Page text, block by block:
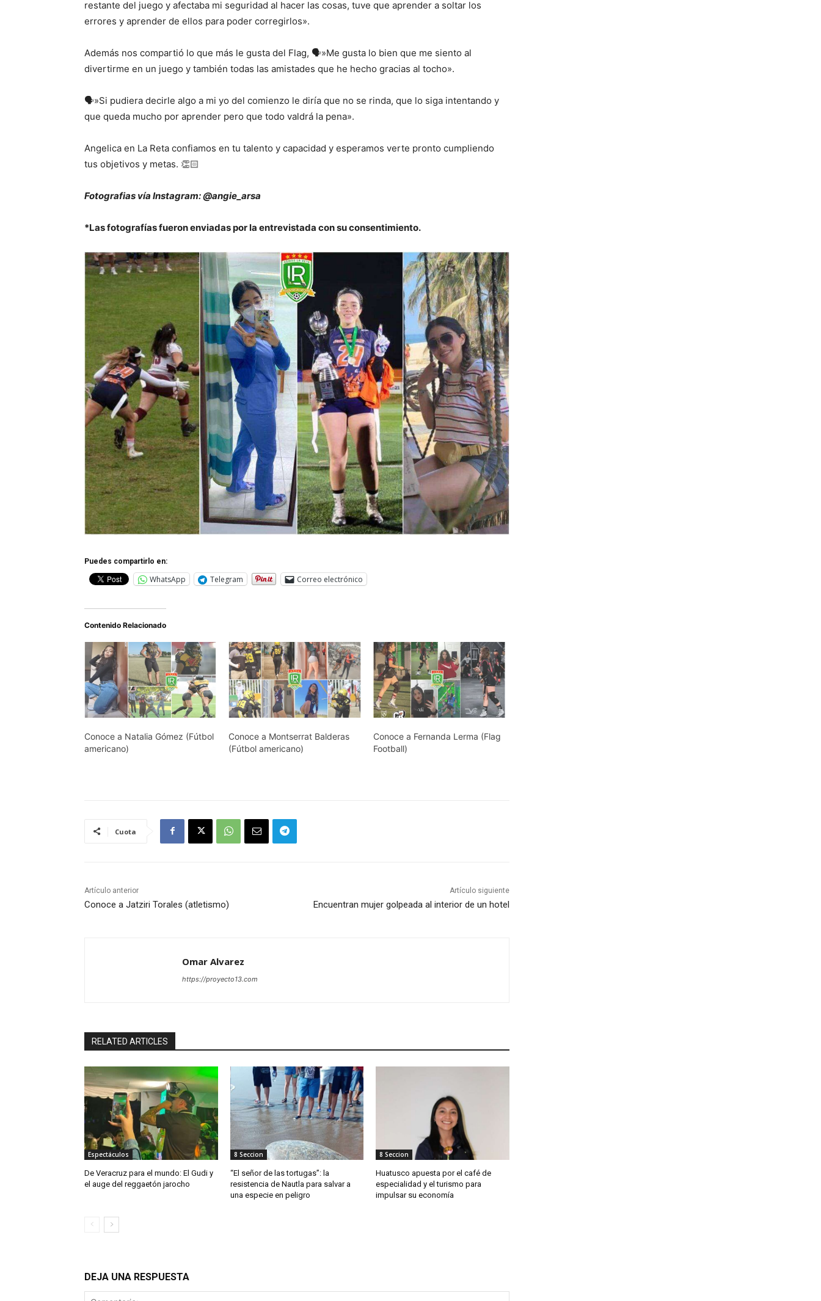
restante del juego y afectaba mi seguridad al hacer las cosas, tuve que aprender a soltar los
errores y aprender de ellos para poder corregirlos».
Además nos compartió lo que más le gusta del Flag, 🗣️»Me gusta lo bien que me siento al
divertirme en un juego y también todas las amistades que he hecho gracias al tocho».
🗣️»Si pudiera decirle algo a mi yo del comienzo le diría que no se rinda, que lo siga intentando y
que queda mucho por aprender pero que todo valdrá la pena».
Angelica en La Reta confiamos en tu talento y capacidad y esperamos verte pronto cumpliendo
tus objetivos y metas. 👏🏻
Fotografias vía Instagram: @angie_arsa
*Las fotografías fueron enviadas por la entrevistada con su consentimiento.
Puedes compartirlo en:
WhatsApp Telegram Correo electrónico
Contenido Relacionado
Conoce a Natalia Gómez (Fútbol
americano)
Conoce a Montserrat Balderas
(Fútbol americano)
Conoce a Fernanda Lerma (Flag
Football)
Cuota
Artículo anterior
Conoce a Jatziri Torales (atletismo)
Artículo siguiente
Encuentran mujer golpeada al interior de un hotel
Omar Alvarez
https://proyecto13.com
RELATED ARTICLES
Espectáculos
De Veracruz para el mundo: El Gudi y
el auge del reggaetón jarocho
8 Seccion
“El señor de las tortugas”: la
resistencia de Nautla para salvar a
una especie en peligro
8 Seccion
Huatusco apuesta por el café de
especialidad y el turismo para
impulsar su economía
DEJA UNA RESPUESTA